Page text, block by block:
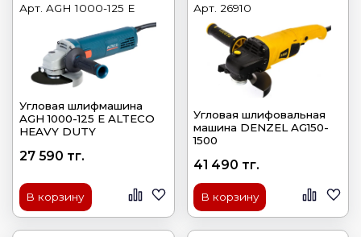
Арт. AGH 1000-125 E
Угловая шлифмашина
AGH 1000-125 E ALTECO
HEAVY DUTY
27 590 тг.
В корзину
Арт. 26910
Угловая шлифовальная
машина DENZEL AG150-
1500
41 490 тг.
В корзину